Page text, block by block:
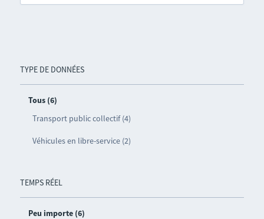
TYPE DE DONNÉES
Tous (6)
Transport public collectif (4)
Véhicules en libre-service (2)
TEMPS RÉEL
Peu importe (6)